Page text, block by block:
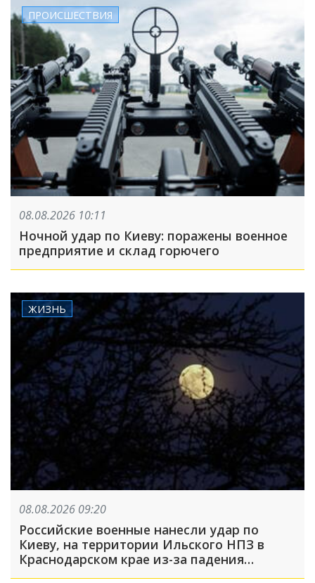
ПРОИСШЕСТВИЯ
08.08.2026 10:11
Ночной удар по Киеву: поражены военное
предприятие и склад горючего
ЖИЗНЬ
08.08.2026 09:20
Российские военные нанесли удар по
Киеву, на территории Ильского НПЗ в
Краснодарском крае из-за падения
обломков БПЛА пострадали пять человек: